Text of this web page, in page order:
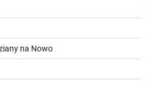
na Nowo